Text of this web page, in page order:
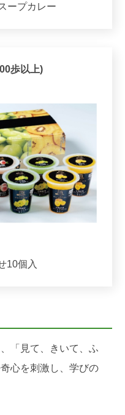
ープカレー
歩以上)
10個入
「見て、きいて、ふ
心を刺激し、学びの